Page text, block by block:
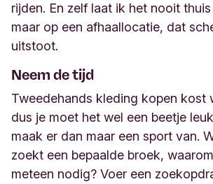
rijden. En zelf laat ik het nooit
maar op een afhaallocatie, dat
uitstoot.
Neem de tijd
Tweedehands kleding kopen kost
dus je moet het wel een beetje
maak er dan maar een sport van.
zoekt een bepaalde broek,
meteen nodig? Voer een